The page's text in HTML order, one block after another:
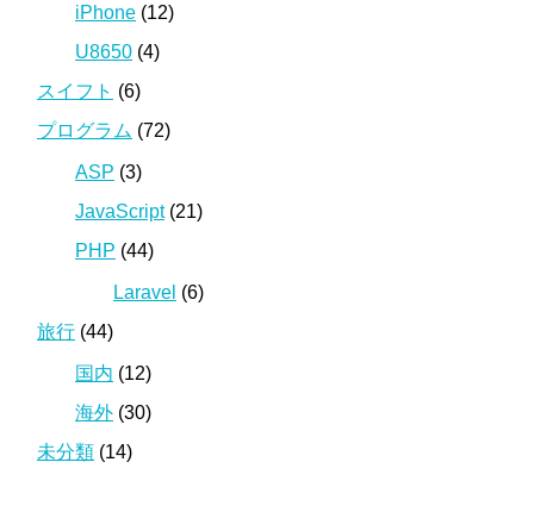
iPhone (12)
U8650 (4)
スイフト (6)
プログラム (72)
ASP (3)
JavaScript(21)
PHP (44)
Laravel (6)
旅行 (44)
国内 (12)
海外 (30)
未分類 (14)